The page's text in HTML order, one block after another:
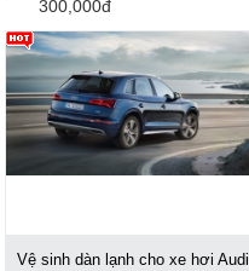
300,000đ
Vệ sinh dàn lạnh cho xe hơi Audi